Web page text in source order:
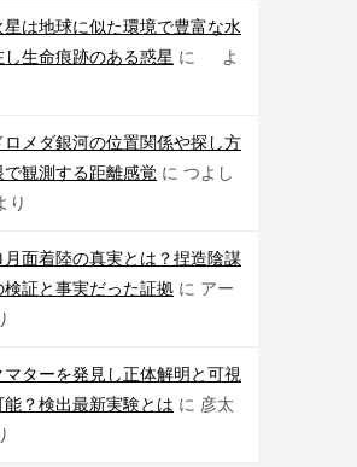
星は地球に似た環境で豊富な水
し生命痕跡のある惑星 に
よ
ロメダ銀河の位置関係や探し方
で観測する距離感覚 に つよし
り
月面着陸の真実とは？捏造陰謀
検証と事実だった証拠 に アー
マターを発見し正体解明と可視
能？検出最新実験とは に 彦太